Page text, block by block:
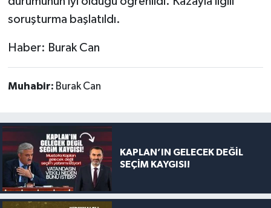
soruşturma başlatıldı.
Haber: Burak Can
Muhabir: Burak Can
KAPLAN’IN GELECEK DEĞİL
SEÇİM KAYGISI!